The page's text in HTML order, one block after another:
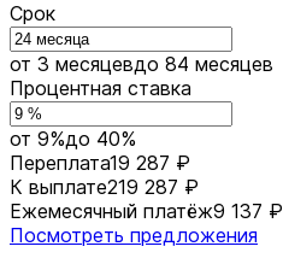
Срок
от 3 месяцевдо 84 месяцев
Процентная ставка
от 9%до 40%
Переплата19 287 ₽
К выплате219 287 ₽
Ежемесячный платёж9 137 ₽
Посмотреть предложения